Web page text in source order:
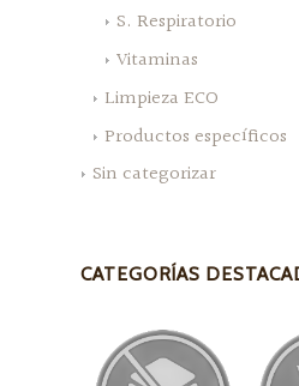
S. Respiratorio
Vitaminas
Limpieza ECO
Productos específicos
Sin categorizar
CATEGORÍAS